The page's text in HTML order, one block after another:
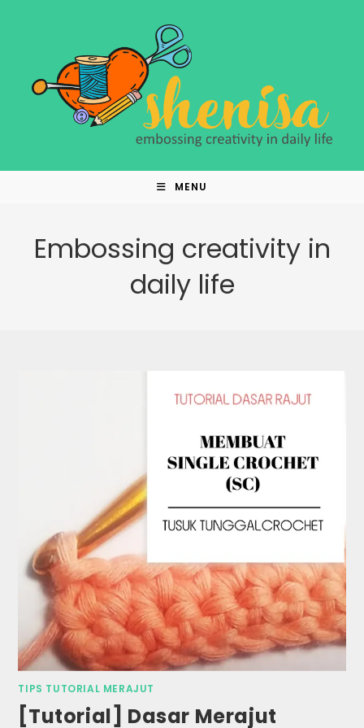
MENU
Embossing creativity in
daily life
TIPS TUTORIAL MERAJUT
[Tutorial] Dasar Merajut